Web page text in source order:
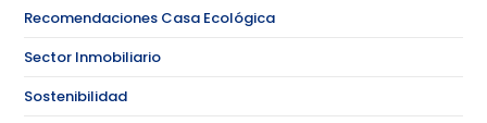
Recomendaciones Casa Ecológica
Sector Inmobiliario
Sostenibilidad